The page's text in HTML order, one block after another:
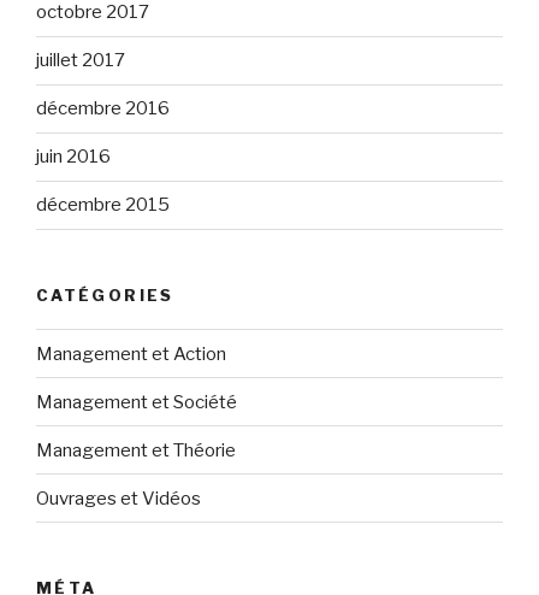
octobre 2017
juillet 2017
décembre 2016
juin 2016
décembre 2015
CATÉGORIES
Management et Action
Management et Société
Management et Théorie
Ouvrages et Vidéos
MÉTA